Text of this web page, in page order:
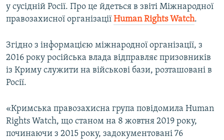
у сусідній Росії. Про це йдеться в звіті Міжнародної
правозахисної організації Human Rights Watch.
Згідно з інформацією міжнародної організації, з
2016 року російська влада відправляє призовників
із Криму служити на військові бази, розташовані в
Росії.
«Кримська правозахисна група повідомила Human
Rights Watch, що станом на 8 жовтня 2019 року,
починаючи з 2015 року, задокументовані 76